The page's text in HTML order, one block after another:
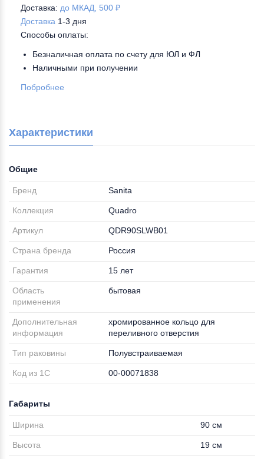
Доставка: до МКАД, 500 ₽
Доставка 1-3 дня
Способы оплаты:
Безналичная оплата по счету для ЮЛ и ФЛ
Наличными при получении
Побробнее
Характеристики
Общие
Бренд Sanita
Коллекция Quadro
Артикул QDR90SLWB01
Страна бренда Россия
Гарантия 15 лет
Область
применения
бытовая
Дополнительная
информация
хромированное кольцо для
переливного отверстия
Тип раковины Полувстраиваемая
Код из 1С 00-00071838
Габариты
Ширина 90 см
Высота 19 см